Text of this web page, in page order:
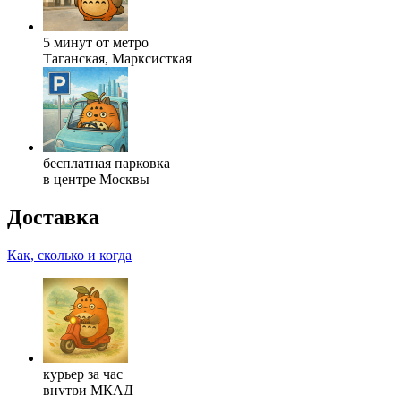
5 минут от метро
Таганская, Марксисткая
бесплатная парковка
в центре Москвы
Доставка
Как, сколько и когда
курьер за час
внутри МКАД